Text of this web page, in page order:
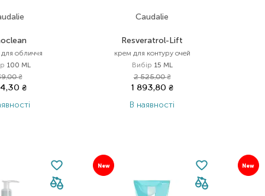
обличчя
100 ML
₴
₴
Caudalie
Resveratrol-Lift
крем для контуру очей
Вибір 15 ML
2 525,00₴
1 893,80 ₴
В наявності
New New